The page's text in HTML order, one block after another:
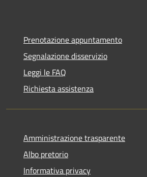
Prenotazione appuntamento
Segnalazione disservizio
Leggi le FAQ
Richiesta assistenza
Amministrazione trasparente
Albo pretorio
Informativa privacy